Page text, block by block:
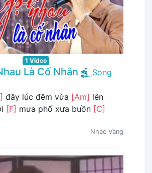
1 Video
Là Cố Nhân
Song
đây lúc đêm vừa [Am] lên
[F] mưa phố xưa buồn [C]
Nhạc Vàng